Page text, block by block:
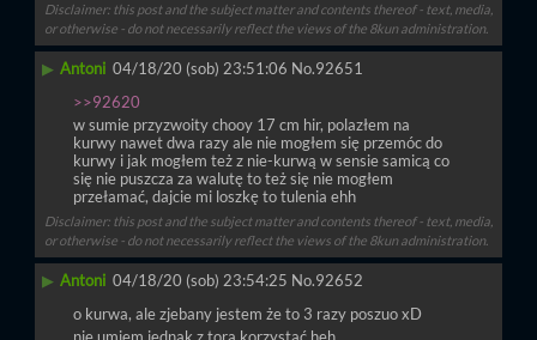
Disclaimer: this post and the subject matter and contents thereof - text, media,
or otherwise - do not necessarily reflect the views of the 8kun administration.
▶ Antoni 04/18/20 (sob) 23:51:06 No.92651
>>92620
w sumie przyzwoity chooy 17 cm hir, polazłem na
kurwy nawet dwa razy ale nie mogłem się przemóc do
kurwy i jak mogłem też z nie-kurwą w sensie samicą co
się nie puszcza za walutę to też się nie mogłem
przełamać, dajcie mi loszkę to tulenia ehh
Disclaimer: this post and the subject matter and contents thereof - text, media,
or otherwise - do not necessarily reflect the views of the 8kun administration.
▶ Antoni 04/18/20 (sob) 23:54:25 No.92652
o kurwa, ale zjebany jestem że to 3 razy poszuo xD